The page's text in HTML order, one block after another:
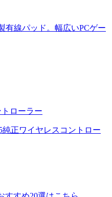
有線パッド。幅広いPCゲー
トローラー
純正ワイヤレスコントロー